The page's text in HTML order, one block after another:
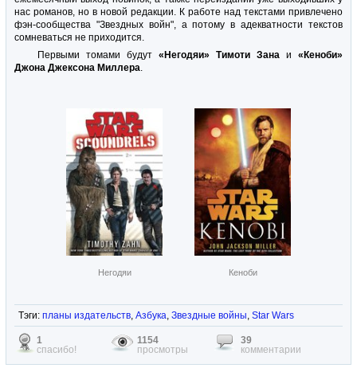
нас романов, но в новой редакции. К работе над текстами привлечено
фэн-сообщества "Звездных войн", а потому в адекватности текстов
сомневаться не приходится.
Первыми томами будут «Негодяи» Тимоти Занаи«Кеноби»
Джона Джексона Миллера.
Негодяи Кеноби
Тэги: планы издательств, Азбука, Звездные войны, Star Wars
1
спасибо!
1154
просмотры
39
комментарии